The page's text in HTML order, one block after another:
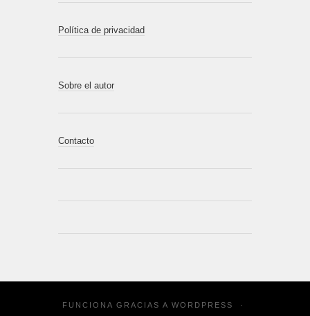
Política de privacidad
Sobre el autor
Contacto
FUNCIONA GRACIAS A WORDPRESS ·